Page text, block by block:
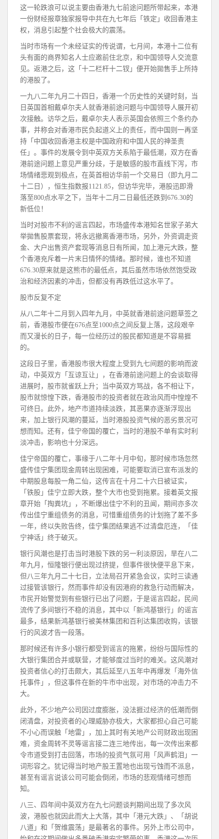
这一轮跌浪可以说主要由香港九七前途问题所带起来，本港
一份财经报章独家报导中共在九七年后「铁定」收回香港主
权，消息引起整个社会极大的震荡。
当时市场有一个未经证实的传说谓，七月间，本港十二位有
头有面的商界知名人士应邀前住北京，和中国领导人交流意
见。返港之后，这「十二栏杆十二钗」便开始拋售手上所持
的港股了。
一九八二年九月二十四日，香港一个历史性的关键时刻，当
日英国首相戴卓尔夫人就香港前途问题与中国领导人展开初
次接触。访华之后，戴卓尔夫人表示英国会依照三个条约办
事，并称会对香港市民负起道义上的责任，而中国则一再坚
持「中国收回香港主权是中国政府和中国人民的神圣责
任」。事件的发展令到中英双方关系陷于最低潮，双方在香
港前途问题上意见严重分歧，于是敏感的股市直线下泻，市
场情绪悲观到极点，在英首相访华前一个交易日（即九月二
十二日），恒生指数报1121.85，但访华完毕，港股迅即滑
落至800点水平之下，当年十二月二日最低还跌到676.30的
新低位！
当时对股市不利的谣言四起，市场盛传本港知名世家子弟大
举拋售股票套现，将永远撤离香港市场，另外，外资调走资
金、大户出售资产套现等消息日有所闻，加上港元大跌，整
个香港充斥着一片末日情怀的情绪。那时候，谁也不知道
676.30原来就是这熊市的最低点，其后虽然市场依然饱受政
治和经济因素的冲击，但都没有再跌低过这水平了。
股市反复不定
从八二年十二月到入四年九月，中英就香港前途问题草签之
前，香港股市便在676点至1000点之间反复上落，这段艰辛
而又漫长的日子，每一位经历过的股民都知道是不容易捱
的。
这段日子里，香港股市很大程度上受到九七间题的影响而波
动，中英双方「互谅互让」，在香港前途问题上的会谈取得
进展时，股市就雀跃上升；当中英双方骂战，各不相让下，
股市就惊惶下跌，香港股市的投资者就在政治风而中惶煌不
可终日。此外，地产市道持续淡跌，其恶果亦逐渐浮现出
来，加上银行风潮的蔓延，当时港股投资气候的恶劣景况可
想而知。还有，佳宁帝国的覆亡，当时的港股不单有实时利
淡冲击，影响也十分深远。
佳宁帝国的覆亡，事缘于八二年十月中旬，那时候市场忽然
盛传佳宁集团现金周转出现困难，可能要取消已宣布派发的
中期股息每股一角二仙，这传言在十月二十六日被证实，
「铁股」佳宁立即大跌，整个大市也受到拖累。接着英文报
章开始「掏粪坑」，不断爆出佳宁不利的丑闻，期间亦多次
传出佳宁重组债务的消息，可惜重组债务的计划拖了差不多
一年，终以失败告终，佳宁集团结果逃不过清盘厄连，「佳
宁神话」终于破灭。
银行风潮也是打击当时港股下跌的另一利淡原因，旱在八二
年九月，恒隆银行便出现过挤提，但事件很快便平息下来，
但八三年九月二十七日，立法局召开紧急会议，实时三读通
过接管该银行，然而事件却没有因港府的救急行动而解决，
市民开始警觉到有些银行已出了问题，于是谣言四起，民间
流传了多间银行不稳的消息，其中以「新鸿基银行」的谣言
最多，结果新鸿基银行被美林集团和百利达集团收购，该银
行的风波才告一段落。
那时候还有许多小银行都受到谣言的拖累，纷纷与国际性的
大银行集团合并或联营，才能够度过当时的难关。这风潮对
投资者信心的打击颇大，其后延至八五年中再爆发「海外信
托事件」，但这事件在新的牛市中出现，对市场的冲击力不
大。
此外，不少地产公司因过度膨胀，没法捱过经济的低潮而倒
闭清盘，对投资者的心理威胁亦极大，大家都担心自己可能
不小心而误触「地雷」，加上其时有关地产公司财政出现困
难，资金周转不灵等谣言接二连三地传出，每一次传出来都
令市道受到打击回落，市场的投资气氛可用「风声鹤泪」一
词形容之。犹记得当时地产股王置地也出现亏蚀而不派息，
甚至有谣言说该公司可能会倒闭，市场的悲观情绪可想而
知。
八三、四年间中英双方在九七问题谈判期间出现了多次风
波，港股也就因此而大上大落，其中「港元大跌」、「胡说
八道」和「贺维震荡」是最著名的事件。另外上市公司中，